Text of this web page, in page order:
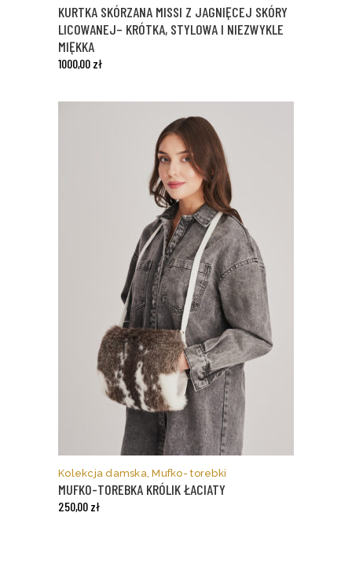
wariantów.
Opcje
można
wybrać
KURTKA SKÓRZANA MISSI Z JAGNIĘCEJ SKÓRY
LICOWANEJ– KRÓTKA, STYLOWA I NIEZWYKLE
MIĘKKA
1000,00 zł
wiele
wariantów.
Kolekcja damska,Mufko- torebki
MUFKO-TOREBKA KRÓLIK ŁACIATY
250,00 zł